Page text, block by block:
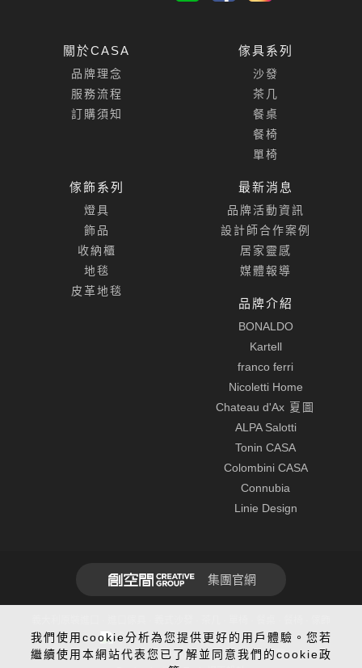
我們使用cookie分析為您提供更好的用戶體驗。您若
繼續使用本網站代表您已了解並同意我們的cookie政
關於CASA
品牌理念
服務流程
訂購須知
傢具系列
沙發
茶几
餐桌
餐椅
單椅
傢飾系列
燈具
飾品
收納櫃
地毯
皮革地毯
最新消息
品牌活動資訊
設計師合作案例
居家靈感
媒體報導
品牌介紹
BONALDO
Kartell
franco ferri
Nicoletti Home
Chateau d'Ax 夏圖
ALPA Salotti
Tonin CASA
Colombini CASA
Connubia
Linie Design
集團官網
全球先進SSL 256bit傳輸加密機制
建議使用Chrome、Firefox、Safari最新版本瀏覽